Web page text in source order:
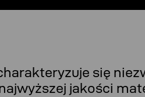
się
jakości